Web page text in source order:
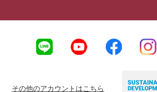
その他のアカウントはこちら